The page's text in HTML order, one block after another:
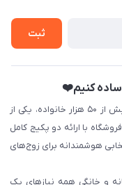
ثبت
ساده کنیم❤️
با سال‌ها سابقه و اعتماد بیش از ۵۰ هزار خانواده، یکی از
با ارائه دو پکیج کامل
هوشمندانه برای زوج‌های
و خانگی همه نیازهای یک